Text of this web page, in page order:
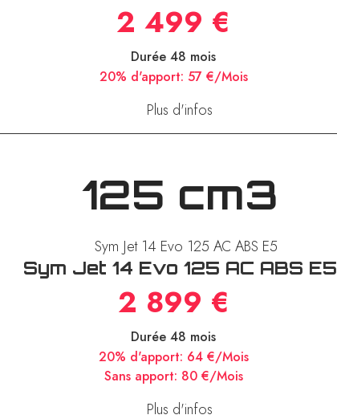
2 499 €
Durée 48 mois
20% d'apport: 57 €/Mois
Plus d'infos
125 cm3
Sym Jet 14 Evo 125 AC ABS E5
2 899 €
Durée 48 mois
20% d'apport: 64 €/Mois
Sans apport: 80 €/Mois
Plus d'infos